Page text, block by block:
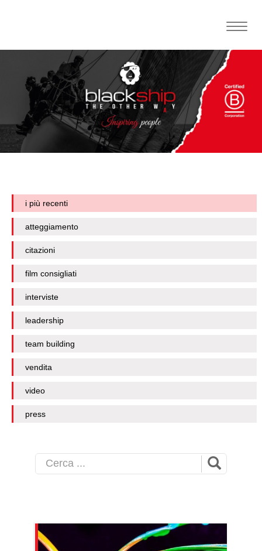
Toggle
i più recenti
atteggiamento
citazioni
film consigliati
interviste
leadership
team building
vendita
video
press